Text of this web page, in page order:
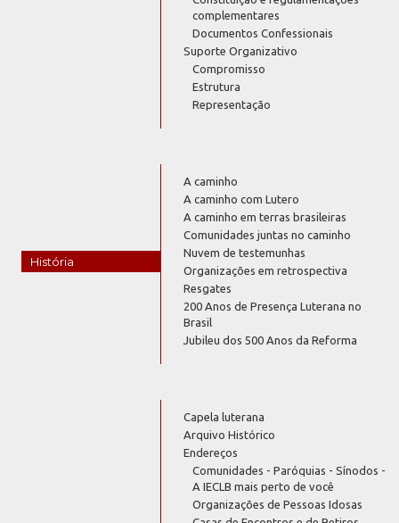
complementares
Documentos Confessionais
Suporte Organizativo
Compromisso
Estrutura
Representação
História
A caminho
A caminho com Lutero
A caminho em terras brasileiras
Comunidades juntas no caminho
Nuvem de testemunhas
Organizações em retrospectiva
Resgates
200 Anos de Presença Luterana no
Brasil
Jubileu dos 500 Anos da Reforma
Capela luterana
Arquivo Histórico
Endereços
Comunidades - Paróquias - Sínodos -
A IECLB mais perto de você
Organizações de Pessoas Idosas